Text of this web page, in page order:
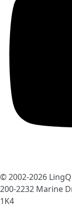
© 2002-2026
200-2232 Marine
1K4